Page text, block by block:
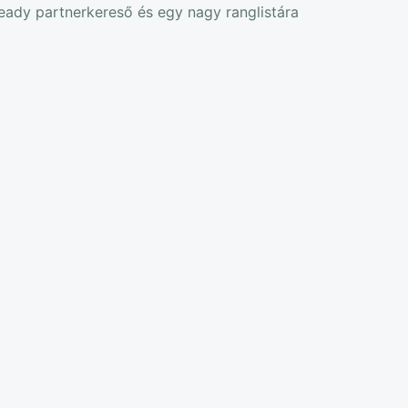
partnerkereső és egy nagy ranglistára